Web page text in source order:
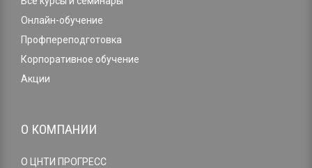
Онлайн-обучение
Профпереподготовка
Корпоративное обучение
Акции
О КОМПАНИИ
О ЦНТИ ПРОГРЕСС